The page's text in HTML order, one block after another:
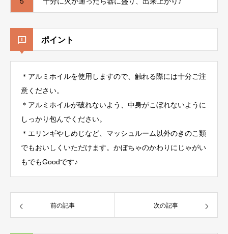
ポイント
＊アルミホイルを使用しますので、触れる際には十分ご注
意ください。
＊アルミホイルが破れないよう、中身がこぼれないように
しっかり包んでください。
＊エリンギやしめじなど、マッシュルーム以外のきのこ類
でもおいしくいただけます。かぼちゃのかわりにじゃがい
もでもGoodです♪
前の記事 次の記事